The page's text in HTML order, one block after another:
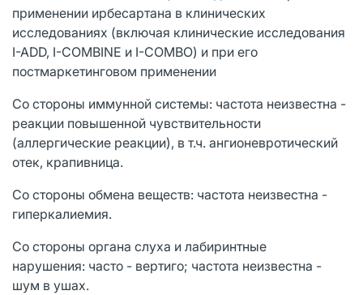
применении ирбесартана в клинических
исследованиях (включая клинические исследования
I-ADD, I-COMBINE и I-COMBO) и при его
постмаркетинговом применении
Со стороны иммунной системы: частота неизвестна -
реакции повышенной чувствительности
(аллергические реакции), в т.ч. ангионевротический
отек, крапивница.
Со стороны обмена веществ: частота неизвестна -
гиперкалиемия.
Со стороны органа слуха и лабиринтные
нарушения: часто - вертиго; частота неизвестна -
шум в ушах.